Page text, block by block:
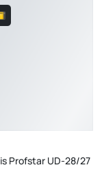
Profstar UD-28/27